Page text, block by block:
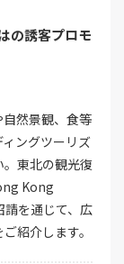
の誘客プロモ
然景観、食等
ングツーリズ
東北の観光復
Kong
を通じて、広
紹介します。